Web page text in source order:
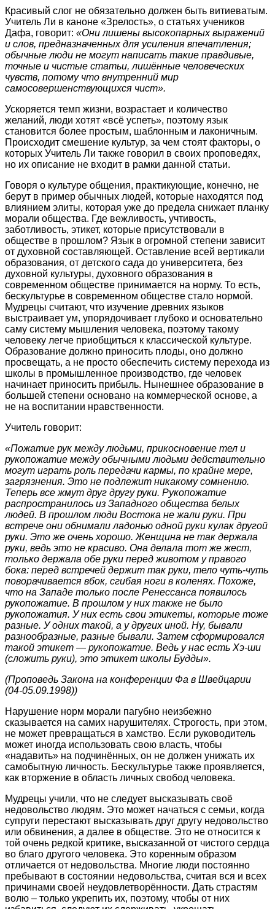
Красивый слог не обязательно должен быть витиеватым.
Учитель Ли в каноне «Зрелость», о статьях учеников
Дафа, говорит: «Они лишены высокопарных выражений
и слов, предназначенных для усиления впечатления;
обычные люди не могут написать такие правдивые,
точные и чистые статьи, лишённые человеческих
чувств, потому что внутренний мир
самосовершенствующихся чист».
Ускоряется темп жизни, возрастает и количество
желаний, люди хотят «всё успеть», поэтому язык
становится более простым, шаблонным и лаконичным.
Происходит смешение культур, за чем стоят факторы, о
которых Учитель Ли также говорил в своих проповедях,
но их описание не входит в рамки данной статьи.
Говоря о культуре общения, практикующие, конечно, не
берут в пример обычных людей, которые находятся под
влиянием элиты, которая уже до предела снижает планку
морали общества. Где вежливость, учтивость,
заботливость, этикет, которые присутствовали в
обществе в прошлом? Язык в огромной степени зависит
от духовной составляющей. Оставление всей вертикали
образования, от детского сада до университета, без
духовной культуры, духовного образования в
современном обществе принимается на норму. То есть,
бескультурье в современном обществе стало нормой.
Мудрецы считают, что изучение древних языков
выстраивает ум, упорядочивает глубоко и основательно
саму систему мышления человека, поэтому такому
человеку легче приобщиться к классической культуре.
Образование должно приносить плоды, оно должно
просвещать, а не просто обеспечить систему перехода из
школы в промышленное производство, где человек
начинает приносить прибыль. Нынешнее образование в
большей степени основано на коммерческой основе, а
не на воспитании нравственности.
Учитель говорит:
«Пожатие рук между людьми, прикосновение тел и
рукопожатие между обычными людьми действительно
могут играть роль передачи кармы, по крайне мере,
загрязнения. Это не подлежит никакому сомнению.
Теперь все жмут друг другу руки. Рукопожатие
распространилось из Западного общества белых
людей. В прошлом люди Востока не жали руки. При
встрече они обнимали ладонью одной руки кулак другой
руки. Это же очень хорошо. Женщина не так держала
руки, ведь это не красиво. Она делала тот же жест,
только держала обе руки перед животом у правого
бока: перед встречей держит так руки, тело чуть-чуть
поворачивается вбок, сгибая ноги в коленях. Похоже,
что на Западе только после Ренессанса появилось
рукопожатие. В прошлом у них также не было
рукопожатия. У них есть свои этикеты, которые тоже
разные. У одних такой, а у других иной. Ну, бывали
разнообразные, разные бывали. Затем сформировался
такой этикет — рукопожатие. Ведь у нас есть Хэ-ши
(сложить руки), это этикет школы Будды».
(Проповедь Закона на конференции Фа в Швейцарии
(04-05.09.1998))
Нарушение норм морали пагубно неизбежно
сказывается на самих нарушителях. Строгость, при этом,
не может превращаться в хамство. Если руководитель
может иногда использовать свою власть, чтобы
«надавить» на подчинённых, он не должен унижать их
самобытную личность. Бескультурье также проявляется,
как вторжение в область личных свобод человека.
Мудрецы учили, что не следует высказывать своё
недовольство людям. Это может начаться с семьи, когда
супруги перестают высказывать друг другу недовольство
или обвинения, а далее в обществе. Это не относится к
той очень редкой критике, высказанной от чистого сердца
во благо другого человека. Это коренным образом
отличается от недовольства. Многие люди постоянно
пребывают в состоянии недовольства, считая вся и всех
причинами своей неудовлетворённости. Дать страстям
волю – только укрепить их, поэтому, чтобы от них